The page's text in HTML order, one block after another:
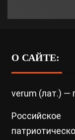
О САЙТЕ:
verum (лат.) —